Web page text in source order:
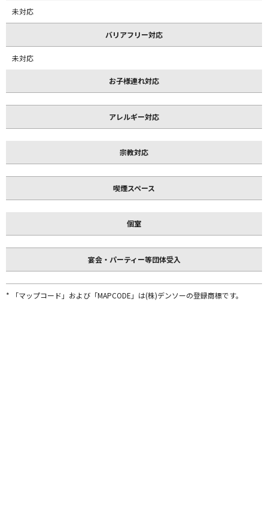
未対応
バリアフリー対応
未対応
お子様連れ対応
アレルギー対応
宗教対応
喫煙スペース
個室
宴会・パーティー等団体受入
* 「マップコード」および「MAPCODE」は(株)デンソーの登録商標です。